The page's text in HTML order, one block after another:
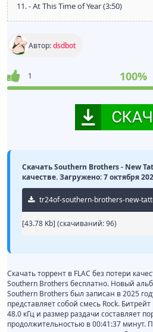
11. - At This Time of Year (3:50)
Автор:dsdbot
1 100%
Скачать Southern Brothers - New
качестве. Загружено: 7 октября
tr24of-southern-brothers-new-
[43.78 Kb] (cкачиваний: 96)
Скачать торрент в FLAC без потери
Southern Brothers бесплатно. Новый
Southern Brothers был записан в 2025
представляет собой смесь Rock.
48.0 кГц и размер раздачи составляет
продолжительностью в 00:41:37 минут.